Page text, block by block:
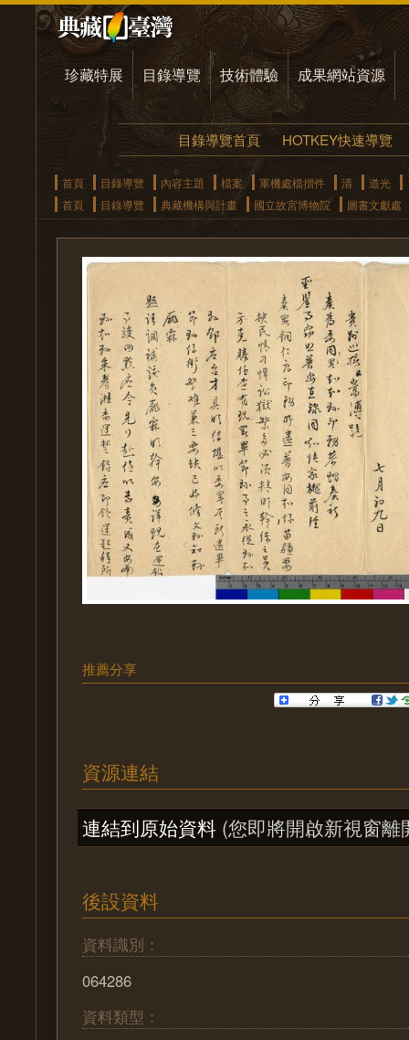
珍藏特展 目錄導覽 技術體驗 成果網站資源
目錄導覽首頁 HOTKEY快速導覽
首頁 目錄導覽 內容主題 檔案 軍機處檔摺件 清 道光
首頁
目錄導覽 典藏機構與計畫 國立故宮博物院 圖書文獻處
推薦分享
資源連結
連結到原始資料 (您即將開啟新視窗離
後設資料
資料識別：
064286
資料類型：